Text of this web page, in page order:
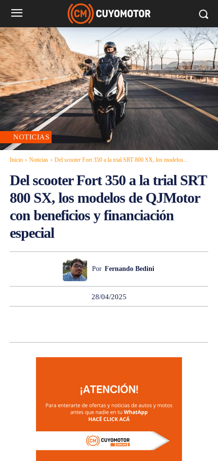
NOTICIAS
Inicio Noticias Del scooter Fort 350 a la trial SRT 800 SX, los modelos...
Del scooter Fort 350 a la trial SRT
800 SX, los modelos de QJMotor
con beneficios y financiación
especial
Por Fernando Bedini
28/04/2025